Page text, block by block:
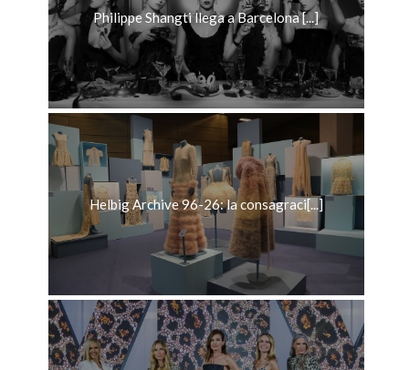
Philippe Shangti llega a Barcelona [...]
Helbig Archive 96-26: la consagraci[...]